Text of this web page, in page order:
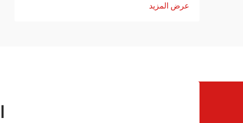
عرض المزيد